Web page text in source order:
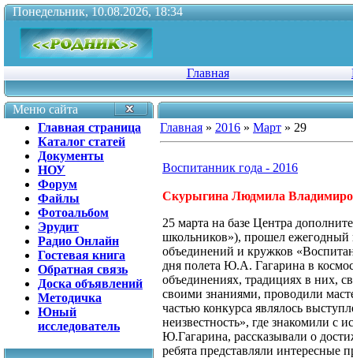
Понедельник, 10.08.2026, 18:34
Главная
Меню сайта
Главная страница
Каталог статей
Документы
НОУ
Форум
Файлы
Фотоальбом
Эрудит
Радио Онлайн
Гостевая книга
Обратная связь
Доска объявлений
Методичка
Юный
исследователь
Главная » 2016 » Март » 29
Воспитанник года - 2016
Скурыгина Людмила
25 марта на базе Центра
школьников»), прошел ежегодный
объединений и кружков
дня полета Ю.А. Гагарина в
объединениях, традициях в них,
своими знаниями, проводили
частью конкурса являлось
неизвестность», где знакомили с
Ю.Гагарина, рассказывали о
ребята представляли интересные